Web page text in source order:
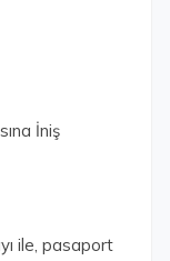
İniş
ile, pasaport